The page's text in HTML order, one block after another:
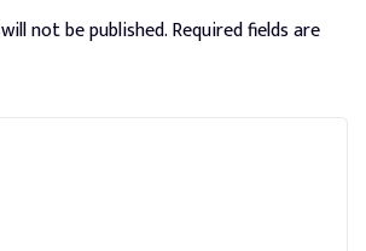
not be published.Required fields are